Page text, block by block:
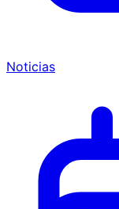
Noticias